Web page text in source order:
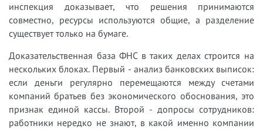
инспекция доказывает, что решения принимаются
совместно, ресурсы используются общие, а разделение
существует только на бумаге.
Доказательственная база ФНС в таких делах строится на
нескольких блоках. Первый - анализ банковских выписок:
если деньги регулярно перемещаются между счетами
компаний братьев без экономического обоснования, это
признак единой кассы. Второй - допросы сотрудников:
работники нередко не знают, в какой именно компании